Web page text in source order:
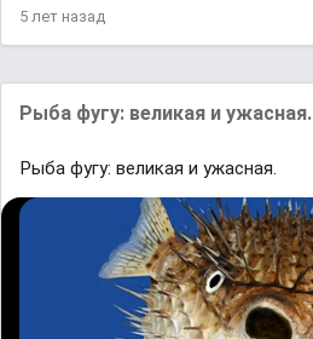
5 лет назад
Рыба фугу: великая и ужасная.
Рыба фугу: великая и ужасная.